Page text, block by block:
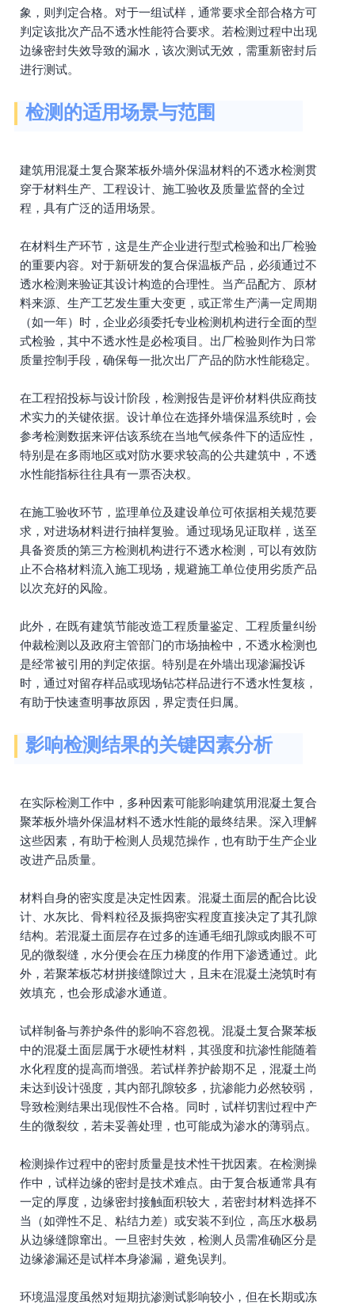
象，则判定合格。对于一组试样，通常要求全部合格方可
判定该批次产品不透水性能符合要求。若检测过程中出现
边缘密封失效导致的漏水，该次测试无效，需重新密封后
进行测试。
检测的适用场景与范围
建筑用混凝土复合聚苯板外墙外保温材料的不透水检测贯
穿于材料生产、工程设计、施工验收及质量监督的全过
程，具有广泛的适用场景。
在材料生产环节，这是生产企业进行型式检验和出厂检验
的重要内容。对于新研发的复合保温板产品，必须通过不
透水检测来验证其设计构造的合理性。当产品配方、原材
料来源、生产工艺发生重大变更，或正常生产满一定周期
（如一年）时，企业必须委托专业检测机构进行全面的型
式检验，其中不透水性是必检项目。出厂检验则作为日常
质量控制手段，确保每一批次出厂产品的防水性能稳定。
在工程招投标与设计阶段，检测报告是评价材料供应商技
术实力的关键依据。设计单位在选择外墙保温系统时，会
参考检测数据来评估该系统在当地气候条件下的适应性，
特别是在多雨地区或对防水要求较高的公共建筑中，不透
水性能指标往往具有一票否决权。
在施工验收环节，监理单位及建设单位可依据相关规范要
求，对进场材料进行抽样复验。通过现场见证取样，送至
具备资质的第三方检测机构进行不透水检测，可以有效防
止不合格材料流入施工现场，规避施工单位使用劣质产品
以次充好的风险。
此外，在既有建筑节能改造工程质量鉴定、工程质量纠纷
仲裁检测以及政府主管部门的市场抽检中，不透水检测也
是经常被引用的判定依据。特别是在外墙出现渗漏投诉
时，通过对留存样品或现场钻芯样品进行不透水性复核，
有助于快速查明事故原因，界定责任归属。
影响检测结果的关键因素分析
在实际检测工作中，多种因素可能影响建筑用混凝土复合
聚苯板外墙外保温材料不透水性能的最终结果。深入理解
这些因素，有助于检测人员规范操作，也有助于生产企业
改进产品质量。
材料自身的密实度是决定性因素。混凝土面层的配合比设
计、水灰比、骨料粒径及振捣密实程度直接决定了其孔隙
结构。若混凝土面层存在过多的连通毛细孔隙或肉眼不可
见的微裂缝，水分便会在压力梯度的作用下渗透通过。此
外，若聚苯板芯材拼接缝隙过大，且未在混凝土浇筑时有
效填充，也会形成渗水通道。
试样制备与养护条件的影响不容忽视。混凝土复合聚苯板
中的混凝土面层属于水硬性材料，其强度和抗渗性能随着
水化程度的提高而增强。若试样养护龄期不足，混凝土尚
未达到设计强度，其内部孔隙较多，抗渗能力必然较弱，
导致检测结果出现假性不合格。同时，试样切割过程中产
生的微裂纹，若未妥善处理，也可能成为渗水的薄弱点。
检测操作过程中的密封质量是技术性干扰因素。在检测操
作中，试样边缘的密封是技术难点。由于复合板通常具有
一定的厚度，边缘密封接触面积较大，若密封材料选择不
当（如弹性不足、粘结力差）或安装不到位，高压水极易
从边缘缝隙窜出。一旦密封失效，检测人员需准确区分是
边缘渗漏还是试样本身渗漏，避免误判。
环境温湿度虽然对短期抗渗测试影响较小，但在长期或冻